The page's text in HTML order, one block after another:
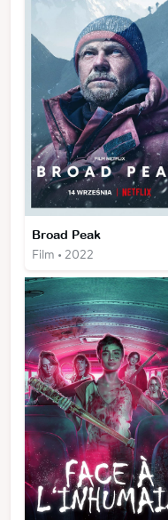
Broad Peak
Film • 2022